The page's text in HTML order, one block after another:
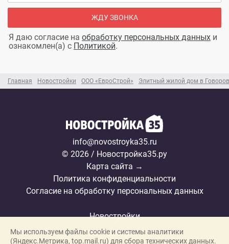
Главная Новостройки ООО «ЕвроСтрой» Элитный жилой дом в
ЖДУ ЗВОНКА
Я даю согласие на обработку персональных данных и
ознакомлен(а) с Политикой.
info@novostroyka35.ru
© 2026 / Новостройка35.ру
Карта сайта →
Политика конфиденциальности
Согласие на обработку персональных данных
Новостройки
Застройщики
Мы используем файлы cookie и системы аналитики
(Яндекс.Метрика, top.mail.ru) для сбора технических данных.